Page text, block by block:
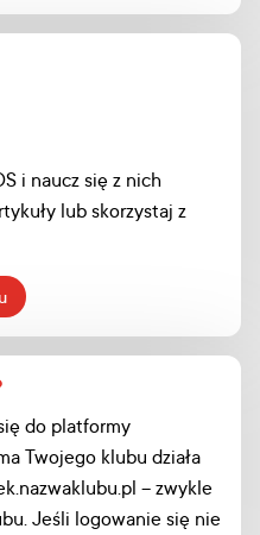
i naucz się z nich
lub skorzystaj z
do platformy
Twojego klubu działa
– zwykle
Jeśli logowanie się nie